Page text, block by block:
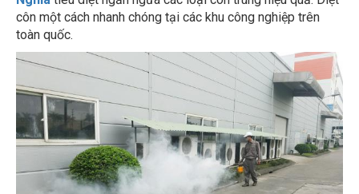
côn một cách nhanh chóng tại các khu công nghiệp trên
toàn quốc.